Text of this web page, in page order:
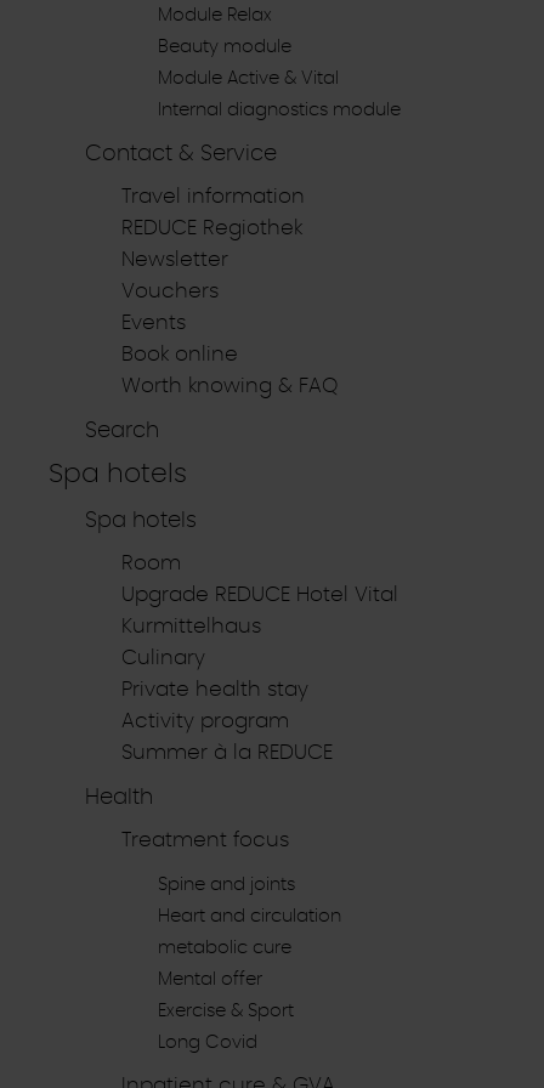
Module Relax
Beauty module
Module Active & Vital
Internal diagnostics module
Contact & Service
Travel information
REDUCE Regiothek
Newsletter
Vouchers
Events
Book online
Worth knowing & FAQ
Search
Spa hotels
Spa hotels
Room
Upgrade REDUCE Hotel Vital
Kurmittelhaus
Culinary
Private health stay
Activity program
Summer à la REDUCE
Health
Treatment focus
Spine and joints
Heart and circulation
metabolic cure
Mental offer
Exercise & Sport
Long Covid